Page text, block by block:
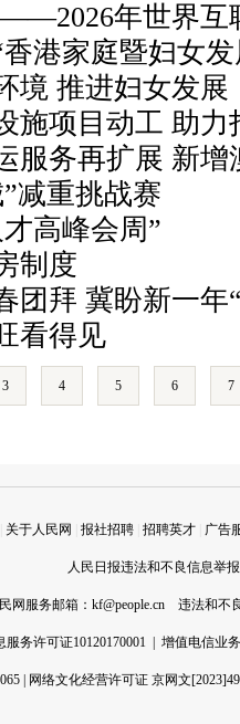
年世界互
港家庭暨妇女
境 推进妇女发展
施项目动工 助
服务再扩展 新
减重挑战赛
高峰会周”
制度
团拜 冀盼新一年
看得见
3 4 5 6 7
关于人民网 报社招聘 招聘英才 广告
人民日报违法和不良信息举
网服务邮箱： kf@people.cn 违法和不
务许可证10120170001 增值电信业
网络文化经营许可证 京网文